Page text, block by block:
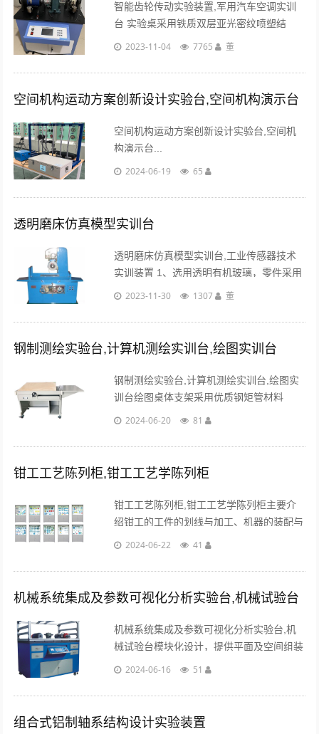
智能齿轮传动实验装置,军用汽车空调实训
台 实验桌采用铁质双层亚光密纹喷塑结
构，平板台面，铝质面板。设有带锁柜子，
刹车万向轮，便于移动和固定。...
2023-11-04 7765 董
空间机构运动方案创新设计实验台,空间机构演示台
空间机构运动方案创新设计实验台,空间机
构演示台...
2024-06-19 65
透明磨床仿真模型实训台
透明磨床仿真模型实训台,工业传感器技术
实训装置 1、选用透明有机玻璃，零件采用
铝件，能全透明地看到产品内部结构与动
Ra1.6 2、所有解剖元件均能进行正常的机
械运......
2023-11-30 1307 董
钢制测绘实验台,计算机测绘实训台,绘图实训台
钢制测绘实验台,计算机测绘实训台,绘图实
训台绘图桌体支架采用优质钢矩管材料
（30601.0mm）和0.8mm以上的钢板材
品。...
2024-06-20 81
钳工工艺陈列柜,钳工工艺学陈列柜
钳工工艺陈列柜,钳工工艺学陈列柜主要介
绍钳工的工件的划线与加工、机器的装配与
调试、设备的安装与维修及工具的认识等。
主、灵活性强、工作范围广....
2024-06-22 41
机械系统集成及参数可视化分析实验台,机械试验台
机械系统集成及参数可视化分析实验台,机
械试验台模块化设计，提供平面及空间组装
平台，备有各种部件库及各种系统组合方
2024-06-16 51
组合式铝制轴系结构设计实验装置